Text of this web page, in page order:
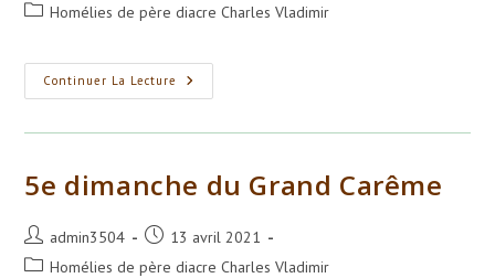
PostHomélies de père diacre Charles Vladimir
Continuer La Lecture Parabole
Du
5e dimanche du Grand Carême
Auteur/autrice
de
admin3504
Publication
publiée :
13 avril 2021
PostHomélies de père diacre Charles Vladimir